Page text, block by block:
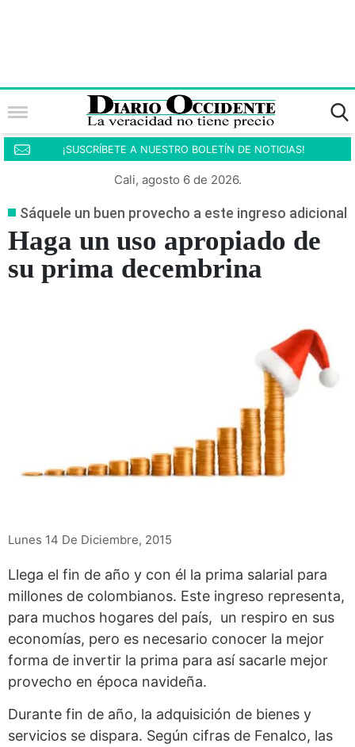
¡SUSCRÍBETE A NUESTRO BOLETÍN DE NOTICIAS!
Cali, agosto 6 de 2026.
Sáquele un buen provecho a este ingreso adicional
Haga un uso apropiado de
su prima decembrina
Lunes 14 De Diciembre, 2015
Llega el fin de año y con él la prima salarial para
millones de colombianos. Este ingreso representa,
para muchos hogares del país, un respiro en sus
economías, pero es necesario conocer la mejor
forma de invertir la prima para así sacarle mejor
provecho en época navideña.
Durante fin de año, la adquisición de bienes y
servicios se dispara. Según cifras de Fenalco, las